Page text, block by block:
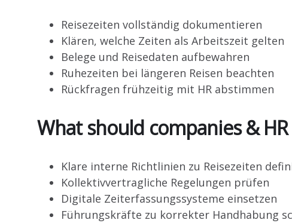
Reisezeiten vollständig dokumentieren
Klären, welche Zeiten als Arbeitszeit gelten
Belege und Reisedaten aufbewahren
Ruhezeiten bei längeren Reisen beachten
Rückfragen frühzeitig mit HR abstimmen
What should companies &
Klare interne Richtlinien zu Reisezeiten
Kollektivvertragliche Regelungen prüfen
Digitale Zeiterfassungssysteme einsetzen
Führungskräfte zu korrekter Handhabung